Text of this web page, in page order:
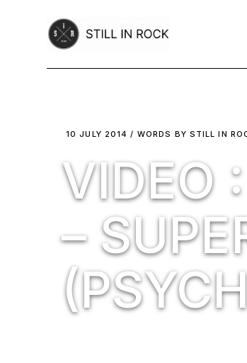
10 JULY 2014 WORDS BY STILL IN
VIDEO
–